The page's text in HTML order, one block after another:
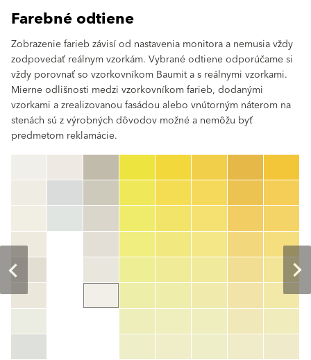
Farebné odtiene
Zobrazenie farieb závisí od nastavenia monitora a nemusia vždy
zodpovedať reálnym vzorkám. Vybrané odtiene odporúčame si
vždy porovnať so vzorkovníkom Baumit a s reálnymi vzorkami.
Mierne odlišnosti medzi vzorkovníkom farieb, dodanými
vzorkami a zrealizovanou fasádou alebo vnútorným náterom na
stenách sú z výrobných dôvodov možné a nemôžu byť
predmetom reklamácie.
Číslo farby
color_name
HEX:hex_code